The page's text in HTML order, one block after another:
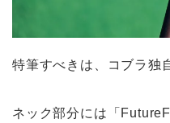
特筆すべきは、コブラ独
ネック部分には「